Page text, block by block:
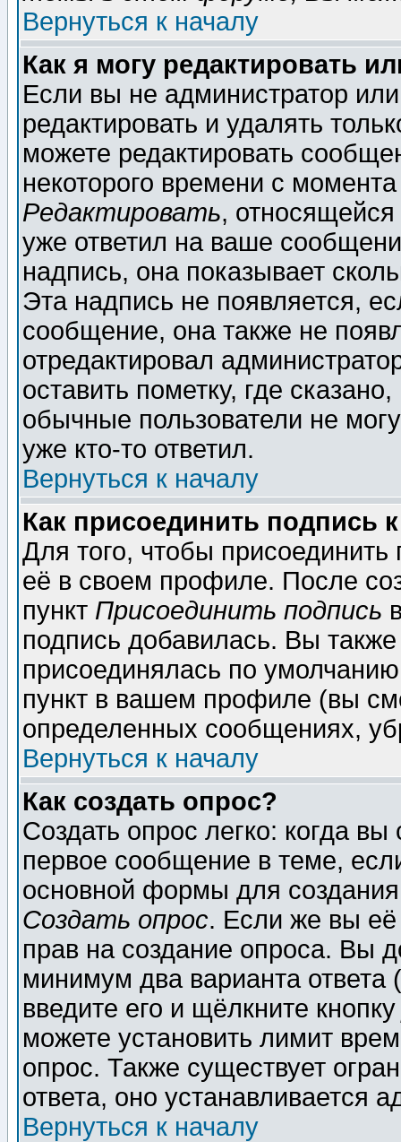
Вернуться к началу
Как я могу редактировать
Если вы не администратор
редактировать и удалять
можете редактировать
некоторого времени с
Редактировать,
уже ответил на ваше
надпись, она показывает
Эта надпись не появляется,
сообщение, она также не
отредактировал
оставить пометку, где
обычные пользователи не
уже кто-то ответил.
Вернуться к началу
Как присоединить подпись
Для того, чтобы
её в своем профиле. После
пункт Присоединить подпись
подпись добавилась. Вы
присоединялась по
пункт в вашем профиле (вы
определенных сообщениях,
Вернуться к началу
Как создать опрос?
Создать опрос легко: когда
первое сообщение в теме,
основной формы для
Создать опрос. Если же вы её
прав на создание опроса. Вы
минимум два варианта ответа
введите его и щёлкните
можете установить лимит
опрос. Также существует
ответа, оно устанавливается
Вернуться к началу